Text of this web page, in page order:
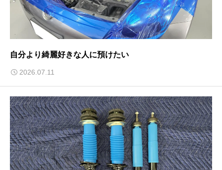
自分より綺麗好きな人に預けたい
2026.07.11